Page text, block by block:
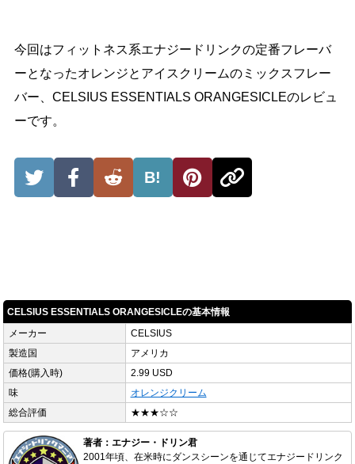
今回はフィットネス系エナジードリンクの定番フレーバ
ーとなったオレンジとアイスクリームのミックスフレー
バー、CELSIUS ESSENTIALS ORANGESICLEのレビュ
ーです。
B!
CELSIUS ESSENTIALS ORANGESICLEの基本情報
メーカー
CELSIUS
製造国
アメリカ
価格(購入時)
2.99 USD
味
オレンジクリーム
総合評価
★★★☆☆
著者：エナジー・ドリン君
2001年頃、在米時にダンスシーンを通じてエナジードリンク